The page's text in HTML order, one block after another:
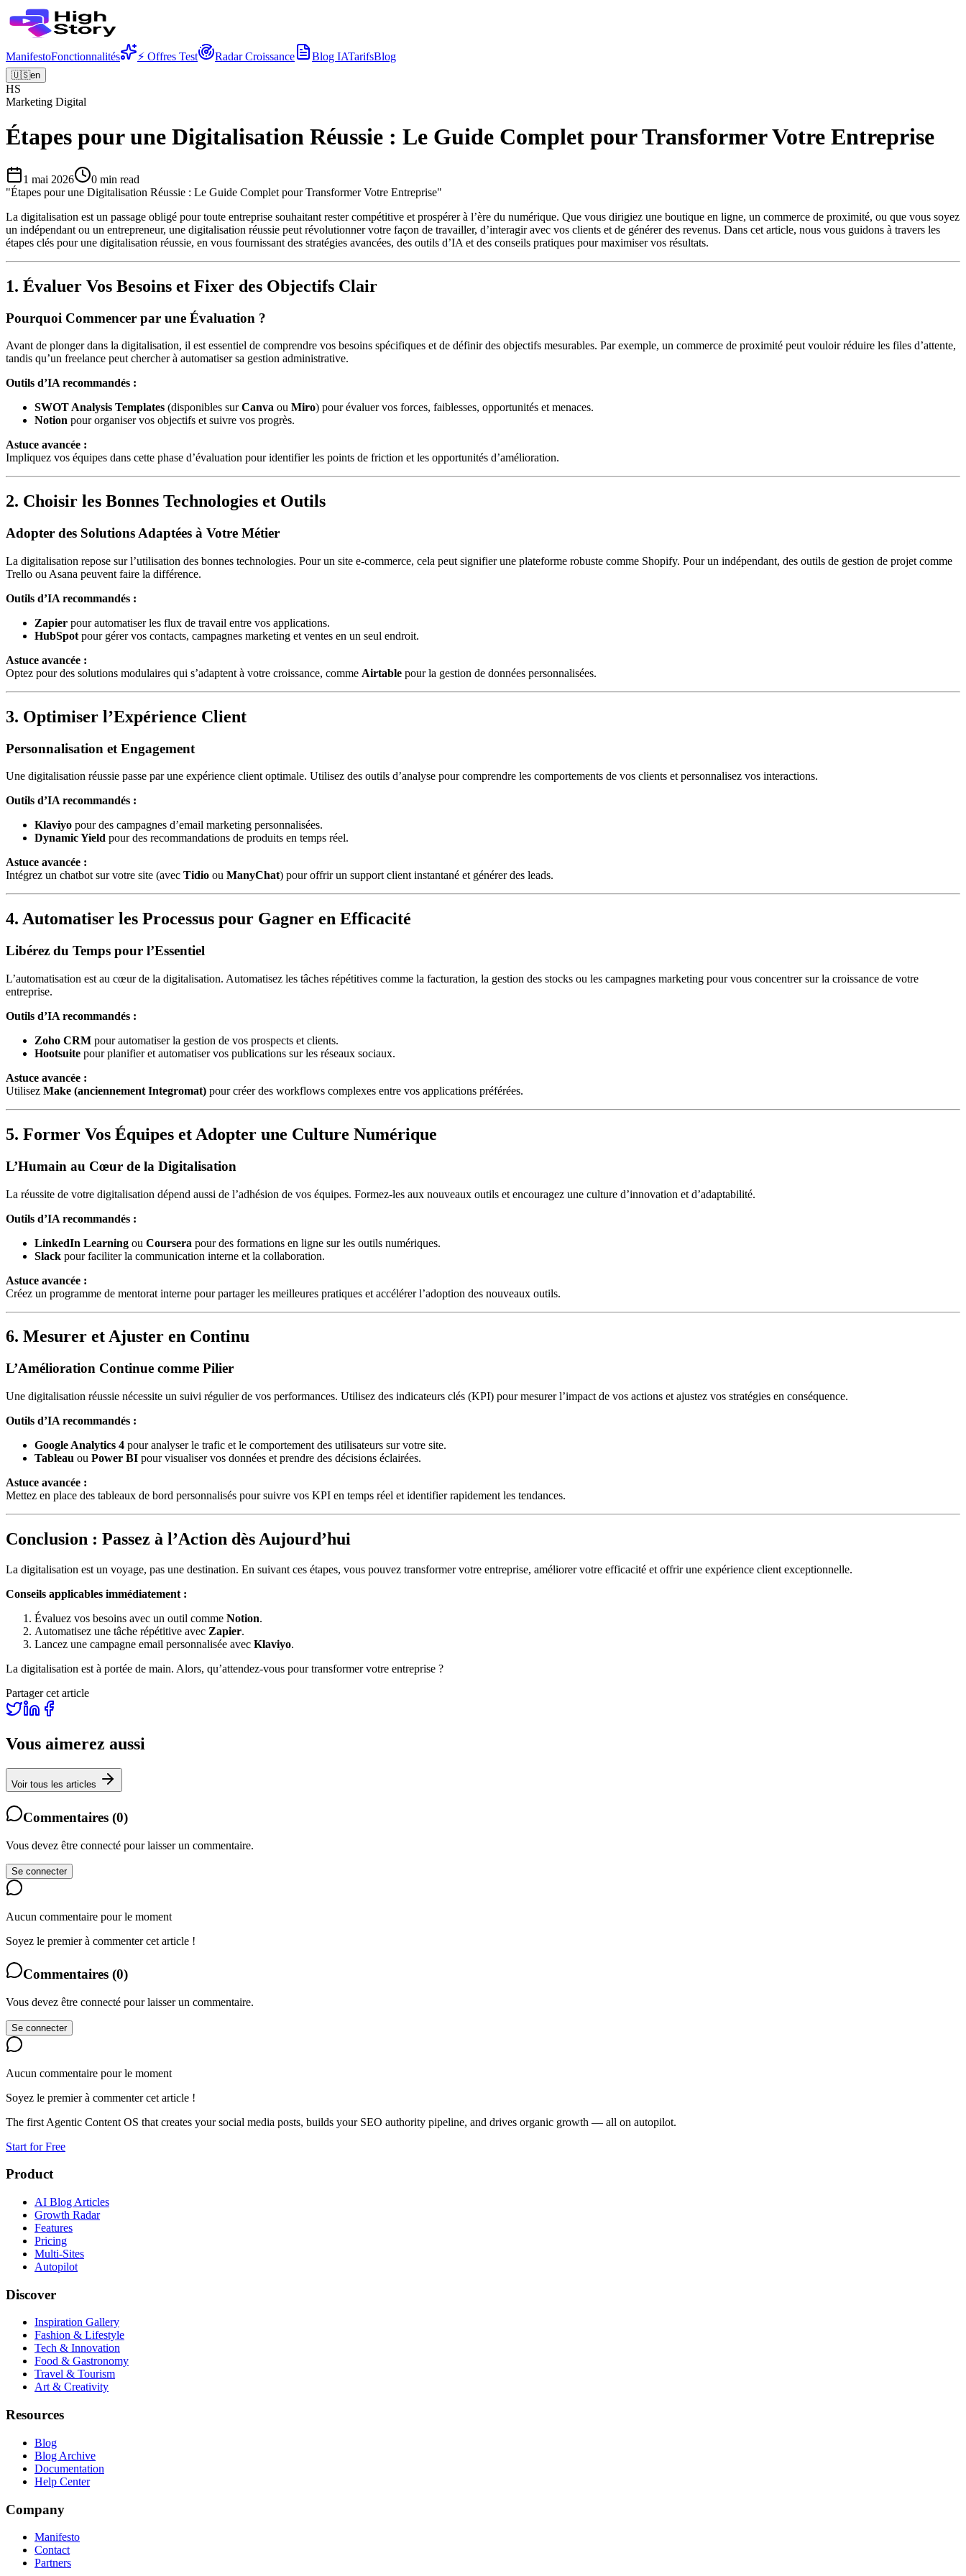
ManifestoFonctionnalités ⚡ Offres Test Radar Croissance Blog IATarifsBlog
🇺🇸en
HS
Marketing Digital
Étapes pour une Digitalisation Réussie : Le Guide Complet pour Transformer Votre Entreprise
1 mai 2026 0 min read
"Étapes pour une Digitalisation Réussie : Le Guide Complet pour Transformer Votre Entreprise"
La digitalisation est un passage obligé pour toute entreprise souhaitant rester compétitive et prospérer à l’ère du numérique. Que vous dirigiez une boutique en ligne, un commerce de proximité, ou que vous soyez
un indépendant ou un entrepreneur, une digitalisation réussie peut révolutionner votre façon de travailler, d’interagir avec vos clients et de générer des revenus. Dans cet article, nous vous guidons à travers les
étapes clés pour une digitalisation réussie, en vous fournissant des stratégies avancées, des outils d’IA et des conseils pratiques pour maximiser vos résultats.
1. Évaluer Vos Besoins et Fixer des Objectifs Clair
Pourquoi Commencer par une Évaluation ?
Avant de plonger dans la digitalisation, il est essentiel de comprendre vos besoins spécifiques et de définir des objectifs mesurables. Par exemple, un commerce de proximité peut vouloir réduire les files d’attente,
tandis qu’un freelance peut chercher à automatiser sa gestion administrative.
Outils d’IA recommandés :
SWOT Analysis Templates (disponibles surCanva ou Miro) pour évaluer vos forces, faiblesses, opportunités et menaces.
Notion pour organiser vos objectifs et suivre vos progrès.
Astuce avancée :
Impliquez vos équipes dans cette phase d’évaluation pour identifier les points de friction et les opportunités d’amélioration.
2. Choisir les Bonnes Technologies et Outils
Adopter des Solutions Adaptées à Votre Métier
La digitalisation repose sur l’utilisation des bonnes technologies. Pour un site e-commerce, cela peut signifier une plateforme robuste comme Shopify. Pour un indépendant, des outils de gestion de projet comme
Trello ou Asana peuvent faire la différence.
Outils d’IA recommandés :
Zapier pour automatiser les flux de travail entre vos applications.
HubSpot pour gérer vos contacts, campagnes marketing et ventes en un seul endroit.
Astuce avancée :
Optez pour des solutions modulaires qui s’adaptent à votre croissance, comme Airtable pour la gestion de données personnalisées.
3. Optimiser l’Expérience Client
Personnalisation et Engagement
Une digitalisation réussie passe par une expérience client optimale. Utilisez des outils d’analyse pour comprendre les comportements de vos clients et personnalisez vos interactions.
Outils d’IA recommandés :
Klaviyo pour des campagnes d’email marketing personnalisées.
Dynamic Yield pour des recommandations de produits en temps réel.
Astuce avancée :
Intégrez un chatbot sur votre site (avec Tidio ou ManyChat) pour offrir un support client instantané et générer des leads.
4. Automatiser les Processus pour Gagner en Efficacité
Libérez du Temps pour l’Essentiel
L’automatisation est au cœur de la digitalisation. Automatisez les tâches répétitives comme la facturation, la gestion des stocks ou les campagnes marketing pour vous concentrer sur la croissance de votre
entreprise.
Outils d’IA recommandés :
Zoho CRM pour automatiser la gestion de vos prospects et clients.
Hootsuite pour planifier et automatiser vos publications sur les réseaux sociaux.
Astuce avancée :
Utilisez Make (anciennement Integromat) pour créer des workflows complexes entre vos applications préférées.
5. Former Vos Équipes et Adopter une Culture Numérique
L’Humain au Cœur de la Digitalisation
La réussite de votre digitalisation dépend aussi de l’adhésion de vos équipes. Formez-les aux nouveaux outils et encouragez une culture d’innovation et d’adaptabilité.
Outils d’IA recommandés :
LinkedIn Learning ou Coursera pour des formations en ligne sur les outils numériques.
Slack pour faciliter la communication interne et la collaboration.
Astuce avancée :
Créez un programme de mentorat interne pour partager les meilleures pratiques et accélérer l’adoption des nouveaux outils.
6. Mesurer et Ajuster en Continu
L’Amélioration Continue comme Pilier
Une digitalisation réussie nécessite un suivi régulier de vos performances. Utilisez des indicateurs clés (KPI) pour mesurer l’impact de vos actions et ajustez vos stratégies en conséquence.
Outils d’IA recommandés :
Google Analytics 4 pour analyser le trafic et le comportement des utilisateurs sur votre site.
Tableau ou Power BI pour visualiser vos données et prendre des décisions éclairées.
Astuce avancée :
Mettez en place des tableaux de bord personnalisés pour suivre vos KPI en temps réel et identifier rapidement les tendances.
Conclusion : Passez à l’Action dès Aujourd’hui
La digitalisation est un voyage, pas une destination. En suivant ces étapes, vous pouvez transformer votre entreprise, améliorer votre efficacité et offrir une expérience client exceptionnelle.
Conseils applicables immédiatement :
Évaluez vos besoins avec un outil comme Notion.
Automatisez une tâche répétitive avec Zapier.
Lancez une campagne email personnalisée avec Klaviyo.
La digitalisation est à portée de main. Alors, qu’attendez-vous pour transformer votre entreprise ?
Partager cet article
Vous aimerez aussi
Voir tous les articles
Commentaires (0)
Vous devez être connecté pour laisser un commentaire.
Se connecter
Aucun commentaire pour le moment
Soyez le premier à commenter cet article !
Commentaires (0)
Vous devez être connecté pour laisser un commentaire.
Se connecter
Aucun commentaire pour le moment
Soyez le premier à commenter cet article !
The first Agentic Content OS that creates your social media posts, builds your SEO authority pipeline, and drives organic growth — all on autopilot.
Start for Free
Product
AI Blog Articles
Growth Radar
Features
Pricing
Multi-Sites
Autopilot
Discover
Inspiration Gallery
Fashion & Lifestyle
Tech & Innovation
Food & Gastronomy
Travel & Tourism
Art & Creativity
Resources
Blog
Blog Archive
Documentation
Help Center
Company
Manifesto
Contact
Partners